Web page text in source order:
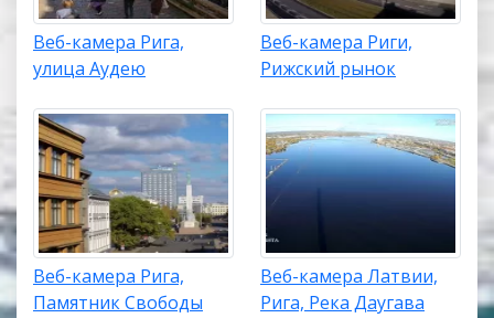
Веб-камера Рига,
улица Аудею
Веб-камера Риги,
Рижский рынок
Веб-камера Рига,
Памятник Свободы
Веб-камера Латвии,
Рига, Река Даугава